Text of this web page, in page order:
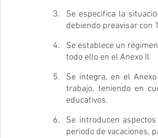
Se especifica la
debiendo preavisar con
Se establece un
todo ello en el Anexo II.
Se integra, en el
trabajo, teniendo en
educativos.
Se introducen
periodo de vacaciones,